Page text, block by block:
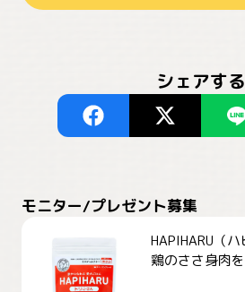
シェアする
モニター/プレゼント募集
HAPIHARU（
鶏のささ身肉